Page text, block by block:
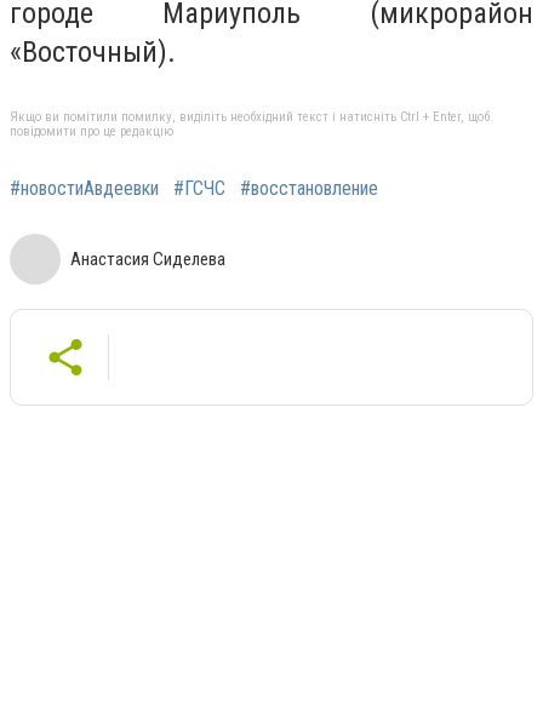
городе Мариуполь (микрорайон
«Восточный).
Якщо ви помітили помилку, виділіть необхідний текст і натисніть Ctrl + Enter, щоб
повідомити про це редакцію
#новостиАвдеевки #ГСЧС #восстановление
Анастасия Сиделева